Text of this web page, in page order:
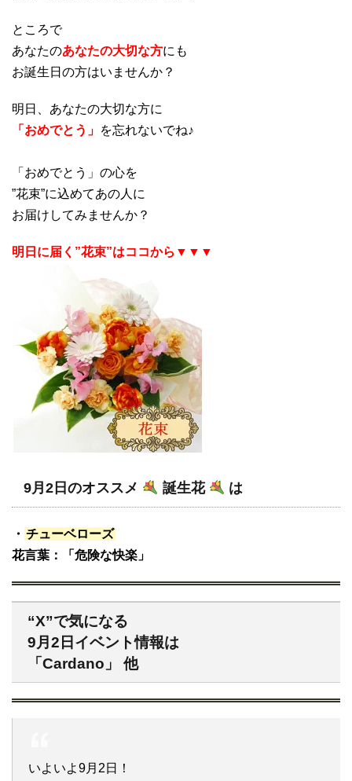
ところで
あなたのあなたの大切な方にも
お誕生日の方はいませんか？
明日、あなたの大切な方に
「おめでとう」 を忘れないでね♪
「おめでとう」の心を
”花束”に込めてあの人に
お届けしてみませんか？
明日に届く”花束”はココから▼▼▼
9月2日のオススメ 誕生花 は
・ チューベローズ
花言葉：「危険な快楽」
“X”で気になる
9月2日イベント情報は
「Cardano」 他
いよいよ9月2日！